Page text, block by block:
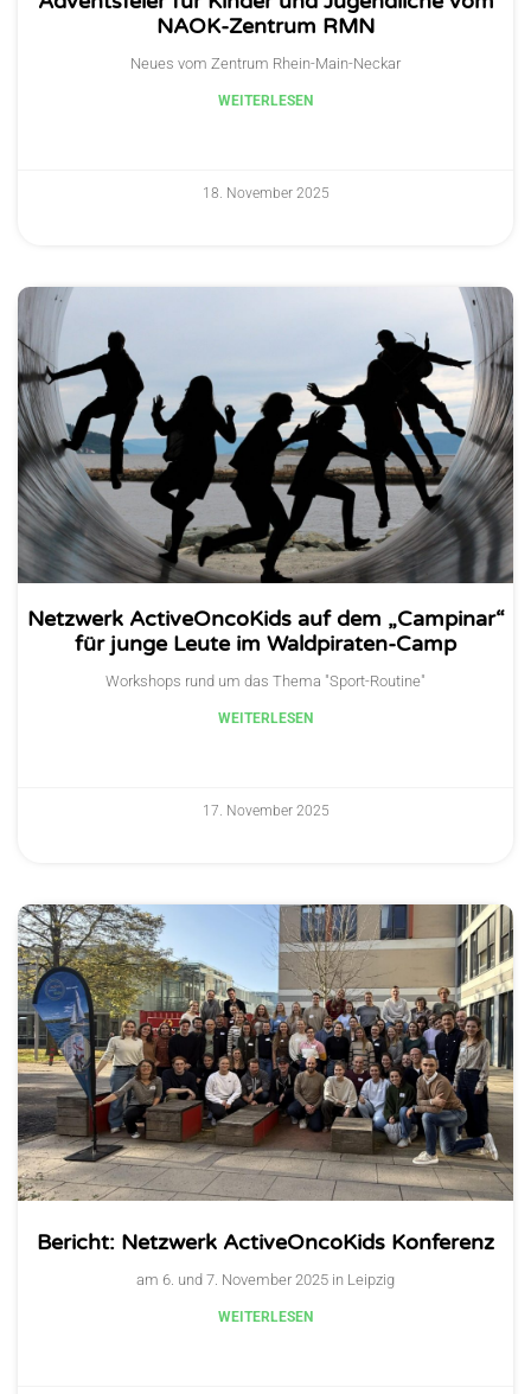
NAOK-Zentrum RMN
Neues vom Zentrum Rhein-Main-Neckar
WEITERLESEN
18. November 2025
Netzwerk ActiveOncoKids auf dem „Campinar“
für junge Leute im Waldpiraten-Camp
Workshops rund um das Thema "Sport-Routine"
WEITERLESEN
17. November 2025
Bericht: Netzwerk ActiveOncoKids Konferenz
am 6. und 7. November 2025 in Leipzig
WEITERLESEN